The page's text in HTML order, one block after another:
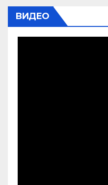
ВИДЕО